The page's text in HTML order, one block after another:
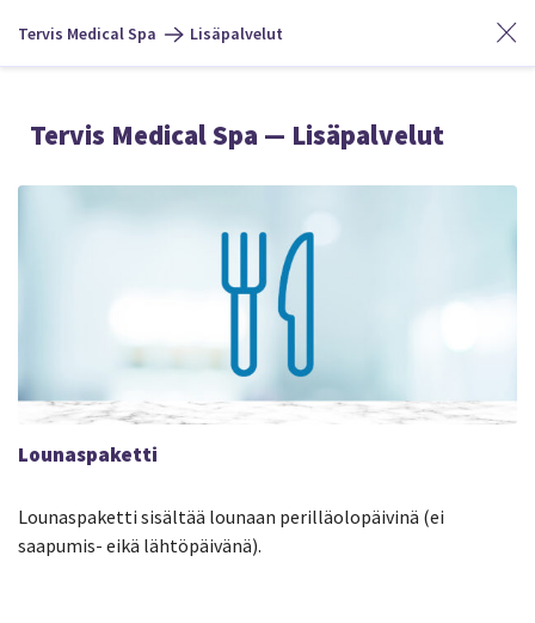
Tervis Medical Spa Lisäpalvelut
Tervis Medical Spa — Lisäpalvelut
Lounaspaketti
Lounaspaketti sisältää lounaan perilläolopäivinä (ei
saapumis- eikä lähtöpäivänä).